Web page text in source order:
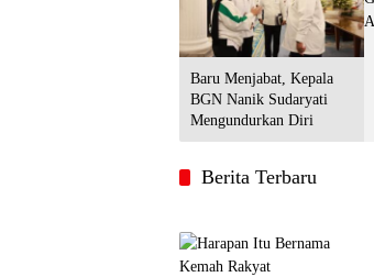
Baru Menjabat, Kepala
BGN Nanik Sudaryati
Mengundurkan Diri
Berita Terbaru